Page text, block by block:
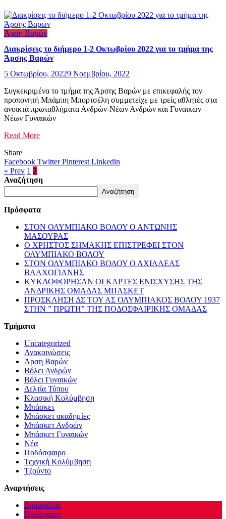
Άρση Βαρών
Διακρίσεις το διήμερο 1-2 Οκτωβρίου 2022 για το τμήμα της
Άρσης Βαρών
5 Οκτωβρίου, 20229 Νοεμβρίου, 2022
Συγκεκριμένα το τμήμα της Άρσης Βαρών με επικεφαλής τον
προπονητή Μπάμπη Μπορτσέλη συμμετείχε με τρείς αθλητές στα
ανοικτά πρωταθλήματα Ανδρών-Νέων Ανδρών και Γυναικών –
Νέων Γυναικών
Read More
Share
Facebook TwitterPinterestLinkedin
« Prev 1 2
Αναζήτηση
Αναζήτηση
Πρόσφατα
ΣΤΟΝ ΟΛΥΜΠΙΑΚΟ ΒΟΛΟΥ Ο ΑΝΤΩΝΗΣ
ΜΑΣΟΥΡΑΣ
Ο ΧΡΗΣΤΟΣ ΣΗΜΑΚΗΣ ΕΠΙΣΤΡΕΦΕΙ ΣΤΟΝ
ΟΛΥΜΠΙΑΚΟ ΒΟΛΟΥ
ΣΤΟΝ ΟΛΥΜΠΙΑΚΟ ΒΟΛΟΥ Ο ΑΧΙΛΛΕΑΣ
ΒΛΑΧΟΓΙΑΝΗΣ
ΚΥΚΛΟΦΟΡΗΣΑΝ ΟΙ ΚΑΡΤΕΣ ΕΝΙΣΧΥΣΗΣ ΤΗΣ
ΑΝΔΡΙΚΗΣ ΟΜΑΔΑΣ ΜΠΑΣΚΕΤ
ΠΡΟΣΚΛΗΣΗ ΔΣ ΤΟΥ ΑΣ ΟΛΥΜΠΙΑΚΟΣ ΒΟΛΟΥ 1937
ΣΤΗΝ ” ΠΡΩΤΗ” ΤΗΣ ΠΟΔΟΣΦΑΙΡΙΚΗΣ ΟΜΑΔΑΣ
Τμήματα
Uncategorized
Ανακοινώσεις
Άρση Βαρών
Βόλει Ανδρών
Βόλει Γυναικών
Δελτία Τύπου
Κλασική Κολύμβηση
Μπάσκετ
Μπάσκετ ακαδημίες
Μπάσκετ Ανδρών
Μπάσκετ Γυναικών
Νέα
Ποδόσφαιρο
Τεχνική Κολύμβηση
Τζούντο
Αναρτήσεις
Δημοφιλείς
Πρόσφατες